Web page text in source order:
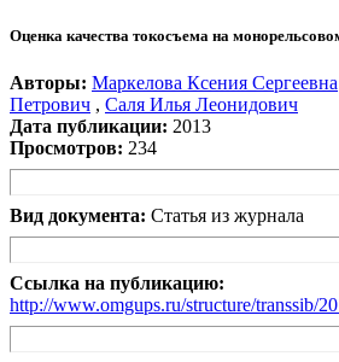
Оценка качества токосъема на
Авторы: Маркелова Ксения Сергеевна
Петрович , Саля Илья Леонидович
Дата публикации: 2013
Просмотров: 234
Вид документа: Статья из журнала
Ссылка на публикацию:
http://www.omgups.ru/structure/transsib/